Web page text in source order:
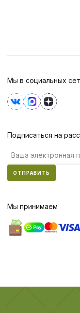
Мы в социальных
Подписаться на
ОТПРАВИТЬ
Мы принимаем